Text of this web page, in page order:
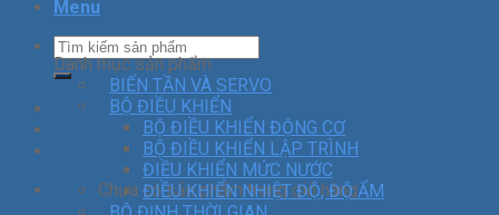
Menu
Chưa có sản phẩm trong giỏ hàng.
Danh mục sản phẩm
BIẾN TẦN VÀ SERVO
BỘ ĐIỀU KHIỂN
BỘ ĐIỀU KHIỂN ĐỘNG CƠ
BỘ ĐIỀU KHIỂN LẬP TRÌNH
ĐIỀU KHIỂN MỨC NƯỚC
ĐIỀU KHIỂN NHIỆT ĐỘ, ĐỘ ẨM